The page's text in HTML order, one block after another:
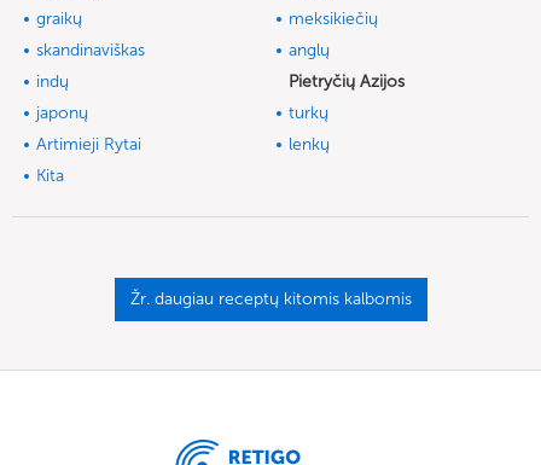
graikų
meksikiečių
skandinaviškas
anglų
indų
Pietryčių Azijos
japonų
turkų
Artimieji Rytai
lenkų
Kita
Žr. daugiau receptų kitomis kalbomis